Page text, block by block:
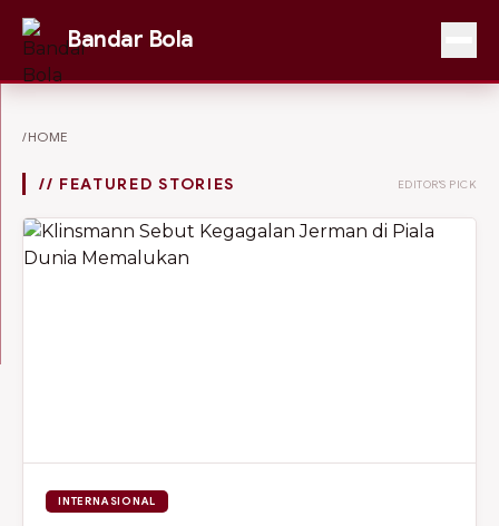
Bandar Bola
/HOME
// FEATURED STORIES EDITOR'S PICK
INTERNASIONAL